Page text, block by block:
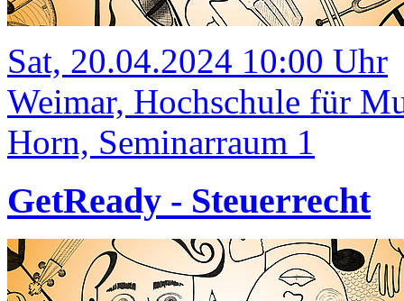
Sat, 20.04.2024 10:00 Uhr
Weimar, Hochschule für
Horn, Seminarraum 1
GetReady - Steuerrecht